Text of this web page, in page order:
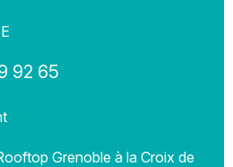
92 65
Grenoble à la Croix de